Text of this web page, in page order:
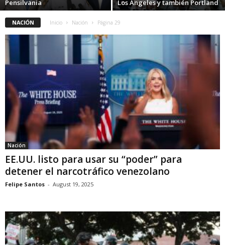
Pensilvania
Los Ángeles y también Portland
NACIÓN Inicio Nación Página 29
Nación
EE.UU. listo para usar su “poder” para
detener el narcotráfico venezolano
Felipe Santos - August 19, 2025